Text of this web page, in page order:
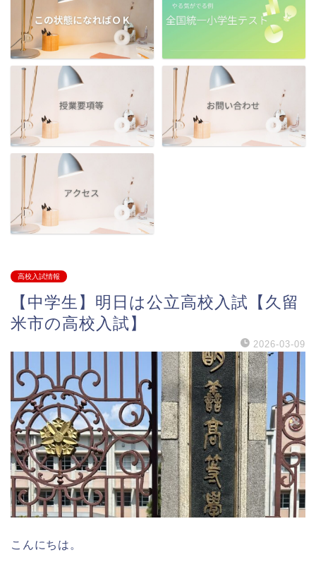
高校入試情報
【中学生】明日は公立高校入試【久留
米市の高校入試】
2026-03-09
こんにちは。